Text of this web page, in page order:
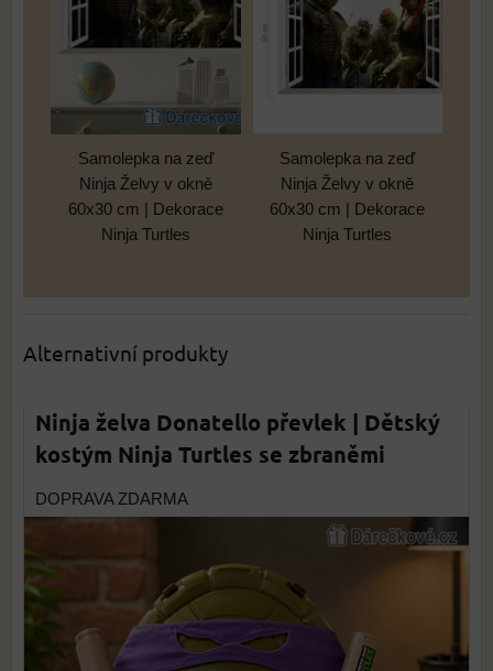
Samolepka na zeď
Ninja Želvy v okně
60x30 cm | Dekorace
Ninja Turtles
Samolepka na zeď
Ninja Želvy v okně
60x30 cm | Dekorace
Ninja Turtles
Alternativní produkty
Ninja želva Donatello převlek | Dětský
kostým Ninja Turtles se zbraněmi
DOPRAVA ZDARMA